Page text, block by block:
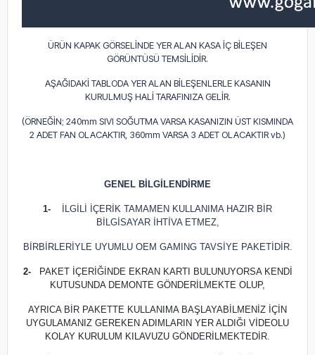
ÜRÜN KAPAK GÖRSELİNDE YER ALAN KASA İÇ BİLEŞEN
GÖRÜNTÜSÜ TEMSİLİDİR.
AŞAĞIDAKİ TABLODA YER ALAN BİLEŞENLERLE KASANIN
KURULMUŞ HALİ TARAFINIZA GELİR.
(ÖRNEĞİN; 240mm SIVI SOĞUTMA VARSA KASANIZIN ÜST KISMINDA
2 ADET FAN OLACAKTIR, 360mm VARSA 3 ADET OLACAKTIR vb.)
GENEL BİLGİLENDİRME
1-
İLGİLİ İÇERİK TAMAMEN KULLANIMA HAZIR BİR
BİLGİSAYAR İHTİVA ETMEZ,
BİRBİRLERİYLE UYUMLU OEM GAMING TAVSİYE PAKETİDİR.
2-
PAKET İÇERİĞİNDE EKRAN KARTI BULUNUYORSA KENDİ
KUTUSUNDA DEMONTE GÖNDERİLMEKTE OLUP,
AYRICA BİR PAKETTE KULLANIMA BAŞLAYABİLMENİZ İÇİN
UYGULAMANIZ GEREKEN ADIMLARIN YER ALDIĞI VİDEOLU
KOLAY KURULUM KILAVUZU GÖNDERİLMEKTEDİR.